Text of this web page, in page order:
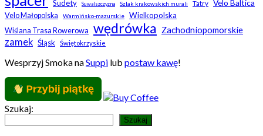
Sudety Suwalszczyzna Szlak krakowskich murali Tatry Velo Baltica
Velo Małopolska Warmińsko-mazurskie Wielkopolska
Wiślana Trasa Rowerowa wędrówka Zachodniopomorskie
zamek Śląsk Świętokrzyskie
Wesprzyj Smoka naSuppi lub postaw kawę!
Szukaj:
Szukaj